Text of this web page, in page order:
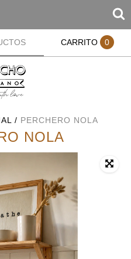
CARRITO 0
/ PERCHERO NOLA
NOLA